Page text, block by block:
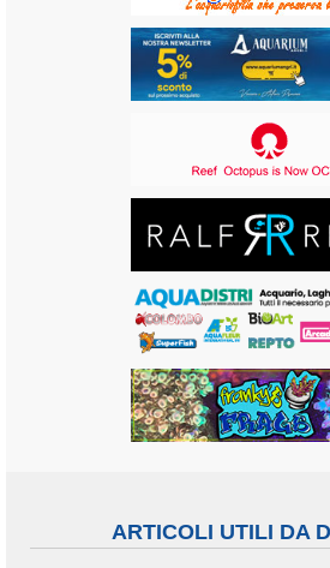
ARTICOLI UTILI DA